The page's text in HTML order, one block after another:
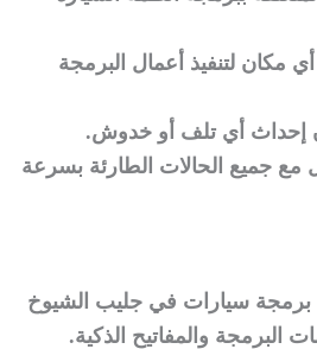
مكان لتنفيذ أعمال البرمجة
إحداث أي تلف أو خدوش.
مع جميع الحالات الطارئة بسرعة
برمجة سيارات في جليب الشيوخ
البرمجة والمفاتيح الذكية.